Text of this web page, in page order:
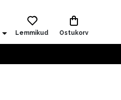
Lemmikud Ostukorv